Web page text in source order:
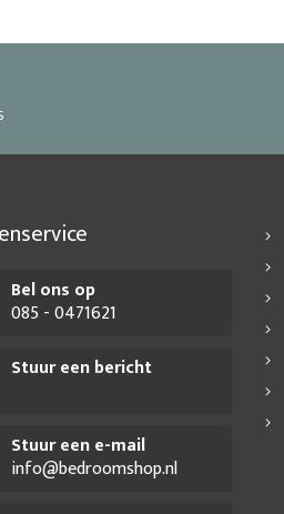
Bel ons op
085 - 0471621
Stuur een bericht
Stuur een e-mail
info@bedroomshop.nl